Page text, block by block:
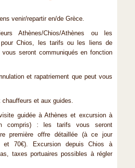
venir/repartir en/de Grèce.
Athènes/Chios/Athènes ou les
Chios, les tarifs ou les liens de
seront communiqués en fonction
et rapatriement que peut vous
chauffeurs et aux guides.
guidée à Athènes et excursion à
compris) : les tarifs vous seront
première offre détaillée (à ce jour
et 70€). Excursion depuis Chios à
taxes portuaires possibles à régler